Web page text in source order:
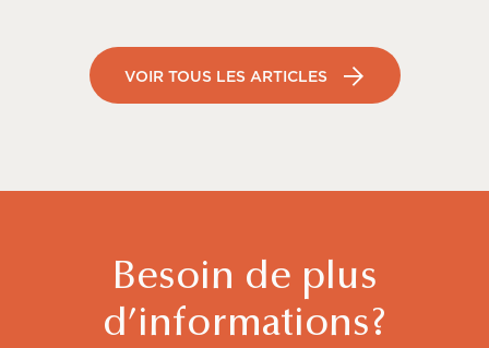
VOIR TOUS LES ARTICLES
Besoin de plus
d’informations?